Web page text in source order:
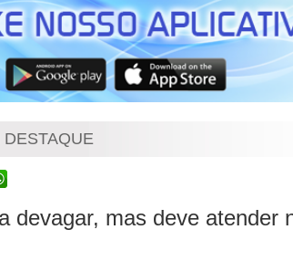
devagar, mas deve atender